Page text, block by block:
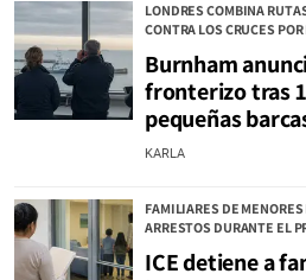
LONDRES COMBINA
CONTRA LOS CRUCES
Burnham
fronterizo tras
pequeñas
KARLA
FAMILIARES DE
ARRESTOS DURANTE EL
ICE detiene a